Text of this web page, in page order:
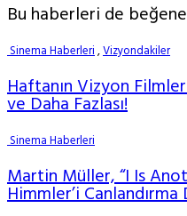
Bu haberleri de
Sinema Haberleri,Vizyondakiler
Haftanın Vizyon
ve Daha Fazlası!
Sinema Haberleri
Martin Müller, “I Is
Himmler’i